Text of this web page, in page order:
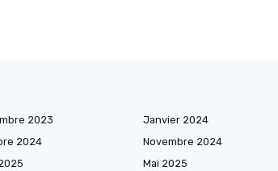
2023 Janvier 2024
2024 Novembre 2024
Mai 2025